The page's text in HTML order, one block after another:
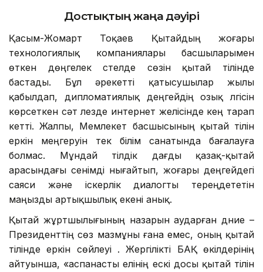
Достықтың жаңа дәуірі
Қасым-Жомарт Тоқаев Қытайдың жоғары
технологиялық компаниялары басшыларымен
өткен дөңгелек үстелде сөзін қытай тілінде
бастады. Бұл әрекетті қатысушылар жылы
қабылдап, дипломатиялық деңгейдің озық үлгісін
көрсеткен сәт лезде интернет желісінде кең тарап
кетті. Жалпы, Мемлекет басшысының қытай тілін
еркін меңгеруін тек білім санатында бағалауға
болмас. Мұндай тілдік дағды қазақ-қытай
арасындағы сенімді нығайтып, жоғары деңгейдегі
саяси және іскерлік диалогты тереңдететін
маңызды артықшылық екені анық.
Қытай жұртшылығының назарын аударған дүние –
Президенттің сөз мазмұны ғана емес, оның қытай
тілінде еркін сөйлеуі . Жергілікті БАҚ өкілдерінің
айтуынша, «аспанасты елінің ескі досы қытай тілін